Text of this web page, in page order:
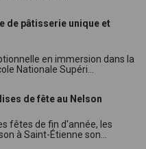
de pâtisserie unique et
en immersion dans la
Nationale Supéri...
de fête au Nelson
fêtes de fin d'année, les
à Saint-Étienne son...